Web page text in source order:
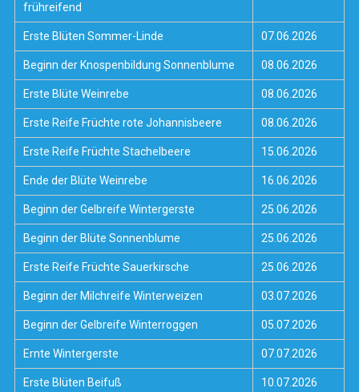
frühreifend
Erste Blüten Sommer-Linde 07.06.2026
Beginn der Knospenbildung Sonnenblume 08.06.2026
Erste Blüte Weinrebe 08.06.2026
Erste Reife Früchte rote Johannisbeere 08.06.2026
Erste Reife Früchte Stachelbeere 15.06.2026
Ende der Blüte Weinrebe 16.06.2026
Beginn der Gelbreife Wintergerste 25.06.2026
Beginn der Blüte Sonnenblume 25.06.2026
Erste Reife Früchte Sauerkirsche 25.06.2026
Beginn der Milchreife Winterweizen 03.07.2026
Beginn der Gelbreife Winterroggen 05.07.2026
Ernte Wintergerste 07.07.2026
Erste Blüten Beifuß 10.07.2026